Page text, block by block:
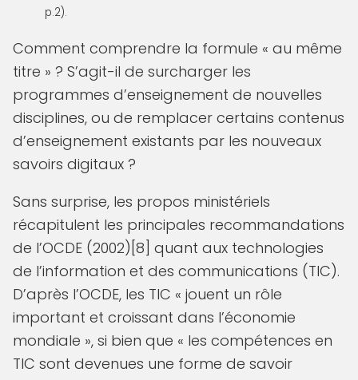
p.2).
Comment comprendre la formule « au même
titre » ? S’agit-il de surcharger les
programmes d’enseignement de nouvelles
disciplines, ou de remplacer certains contenus
d’enseignement existants par les nouveaux
savoirs digitaux ?
Sans surprise, les propos ministériels
récapitulent les principales recommandations
de l’OCDE (2002)[8] quant aux technologies
de l’information et des communications (TIC).
D’après l’OCDE, les TIC « jouent un rôle
important et croissant dans l’économie
mondiale », si bien que « les compétences en
TIC sont devenues une forme de savoir